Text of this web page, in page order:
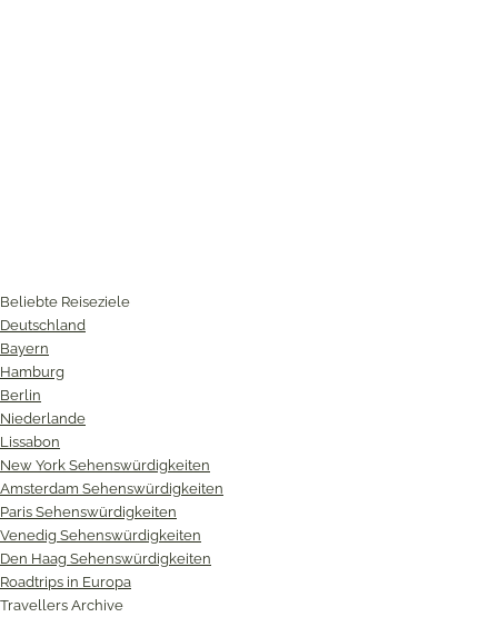
Beliebte Reiseziele
Deutschland
Bayern
Hamburg
Berlin
Niederlande
Lissabon
New York Sehenswürdigkeiten
Amsterdam Sehenswürdigkeiten
Paris Sehenswürdigkeiten
Venedig Sehenswürdigkeiten
Den Haag Sehenswürdigkeiten
Roadtrips in Europa
Travellers Archive